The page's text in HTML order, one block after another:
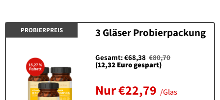
PROBIERPREIS 3 Gläser Probierpackung
Gesamt: €68,38€80,70
(12,32 Euro gespart)
Nur €22,79 /Glas